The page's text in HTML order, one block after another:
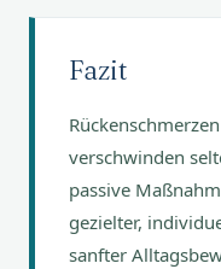
Fazit
verschwinden
passive
gezielter,
sanfter